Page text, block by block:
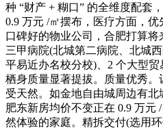
种 “财产 + 糊口” 的全维度配套
0.9 万元 /㎡摆布，医疗方面，
口碑好的物业公司，合肥打算
三甲病院(北城第二病院、北城
平易近办名校分校)、2 个大型贸
栖身质量显著提拔。质量优秀
受天然。如金地自由城周边有
肥东新房均价不变正在 0.9 万元
然体验的家庭。精拆交付(选用